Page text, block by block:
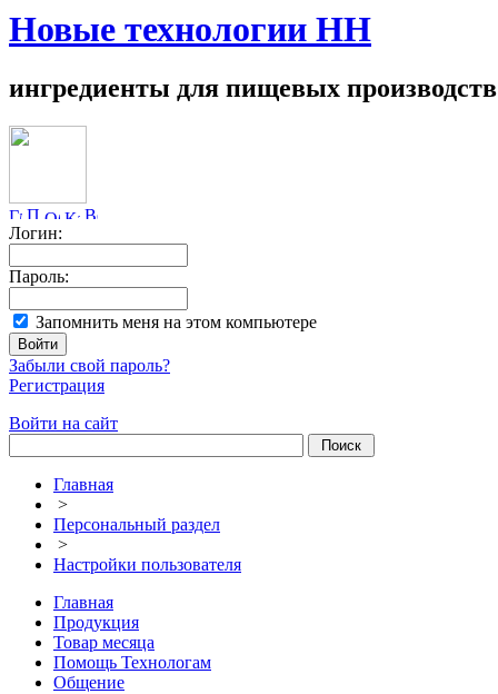
Новые технологии НН
ингредиенты для пищевых производств
Логин:
Пароль:
Запомнить меня на этом компьютере
Забыли свой пароль?
Регистрация
Войти на сайт
Главная
>
Персональный раздел
>
Настройки пользователя
Главная
Продукция
Товар месяца
Помощь Технологам
Общение